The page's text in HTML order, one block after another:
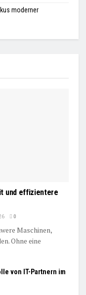
moderner
und effizientere
0
Maschinen,
Ohne eine
von IT-Partnern im